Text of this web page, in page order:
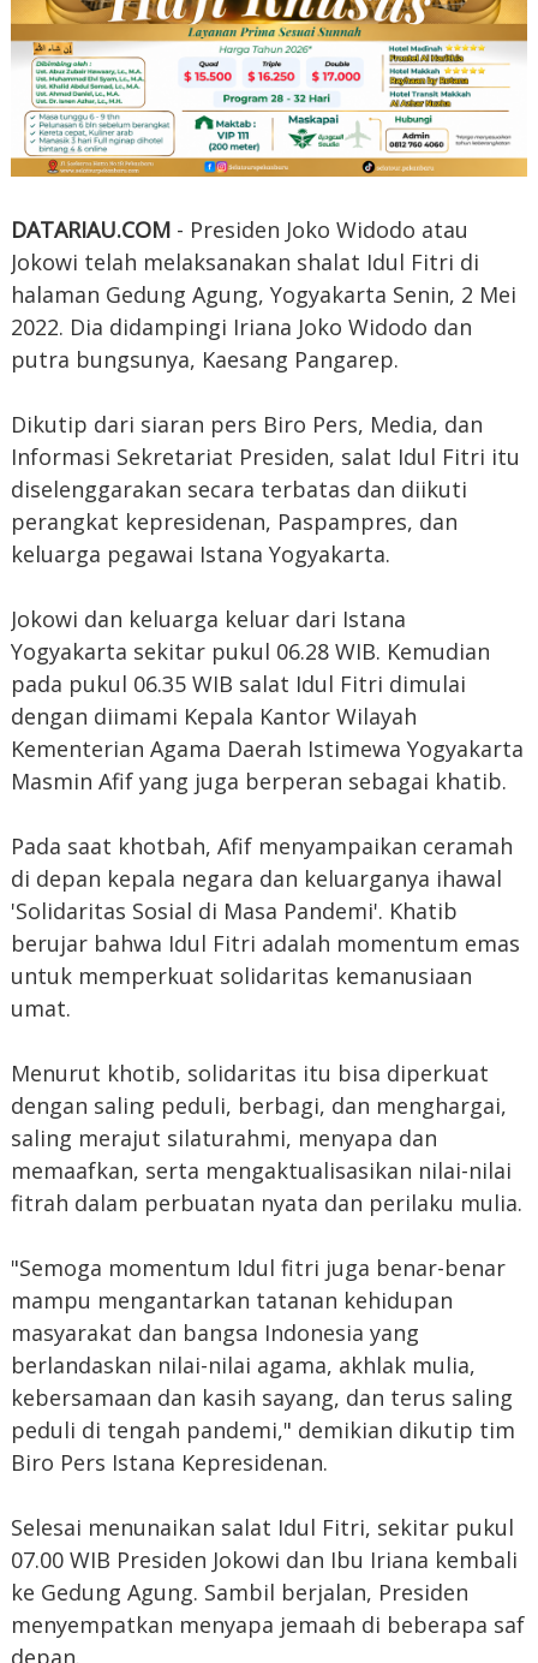
DATARIAU.COM - Presiden Joko Widodo atau
Jokowi telah melaksanakan shalat Idul Fitri di
halaman Gedung Agung, Yogyakarta Senin, 2 Mei
2022. Dia didampingi Iriana Joko Widodo dan
putra bungsunya, Kaesang Pangarep.
Dikutip dari siaran pers Biro Pers, Media, dan
Informasi Sekretariat Presiden, salat Idul Fitri itu
diselenggarakan secara terbatas dan diikuti
perangkat kepresidenan, Paspampres, dan
keluarga pegawai Istana Yogyakarta.
Jokowi dan keluarga keluar dari Istana
Yogyakarta sekitar pukul 06.28 WIB. Kemudian
pada pukul 06.35 WIB salat Idul Fitri dimulai
dengan diimami Kepala Kantor Wilayah
Kementerian Agama Daerah Istimewa Yogyakarta
Masmin Afif yang juga berperan sebagai khatib.
Pada saat khotbah, Afif menyampaikan ceramah
di depan kepala negara dan keluarganya ihawal
'Solidaritas Sosial di Masa Pandemi'. Khatib
berujar bahwa Idul Fitri adalah momentum emas
untuk memperkuat solidaritas kemanusiaan
umat.
Menurut khotib, solidaritas itu bisa diperkuat
dengan saling peduli, berbagi, dan menghargai,
saling merajut silaturahmi, menyapa dan
memaafkan, serta mengaktualisasikan nilai-nilai
fitrah dalam perbuatan nyata dan perilaku mulia.
"Semoga momentum Idul fitri juga benar-benar
mampu mengantarkan tatanan kehidupan
masyarakat dan bangsa Indonesia yang
berlandaskan nilai-nilai agama, akhlak mulia,
kebersamaan dan kasih sayang, dan terus saling
peduli di tengah pandemi," demikian dikutip tim
Biro Pers Istana Kepresidenan.
Selesai menunaikan salat Idul Fitri, sekitar pukul
07.00 WIB Presiden Jokowi dan Ibu Iriana kembali
ke Gedung Agung. Sambil berjalan, Presiden
menyempatkan menyapa jemaah di beberapa saf
depan.